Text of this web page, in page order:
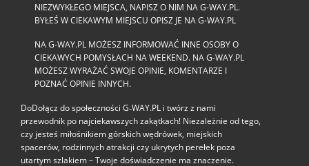
NIEZWYKŁEGO MIEJSCA, NAPISZ O NIM NA G-WAY.PL.
BYŁEŚ W CIEKAWYM MIEJSCU OPISZ JE NA G-WAY.PL
NA G-WAY.PL MOŻESZ INFORMOWAĆ INNE OSOBY O
CIEKAWYCH POMYSŁACH NA WEEKEND. NA G-WAY.PL
MOŻESZ WYRAŻAĆ SWOJE OPINIE, KOMENTARZE I
POZNAĆ OPINIE INNYCH.
DoDołącz do społeczności G‑WAY.PL i twórz z nami
przewodnik po najciekawszych zakątkach! Niezależnie od tego,
czy jesteś miłośnikiem górskich wędrówek, miejskich
spacerów, rodzinnych atrakcji czy ukrytych perełek poza
utartym szlakiem – Twoje doświadczenie ma znaczenie.